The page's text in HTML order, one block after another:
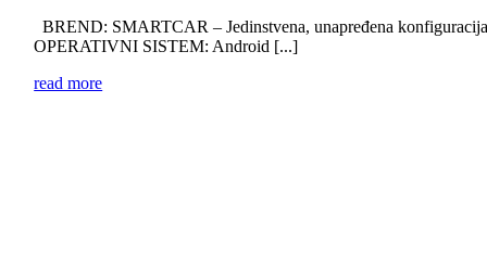
BREND: SMARTCAR – Jedinstvena, unapređena
OPERATIVNI SISTEM: Android [...]
read more